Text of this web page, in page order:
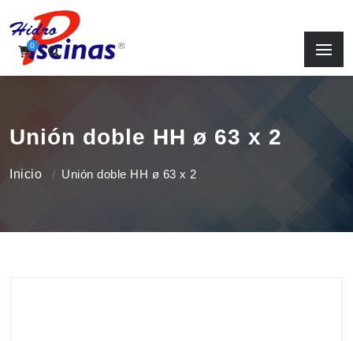
0
Unión doble HH ø 63 x 2
Inicio Unión doble HH ø 63 x 2